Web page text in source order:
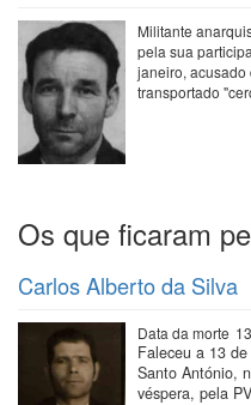
Militante
pela sua
janeiro, acusado
transportado
Paginação
Os que ficaram
Carlos Alberto da Silva
Data da morte
Faleceu a 13
Santo António,
véspera, pela